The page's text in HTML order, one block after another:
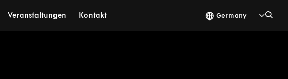
Veranstaltungen Kontakt Germany